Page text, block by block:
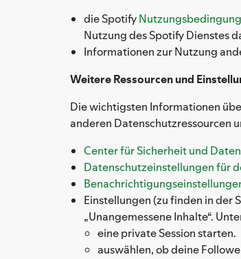
die Spotify
Nutzung des Spotify Dienstes
Informationen zur Nutzung
Weitere Ressourcen und
Die wichtigsten Informationen
anderen Datenschutzressourcen
Center für Sicherheit und
Datenschutzeinstellungen für
Einstellungen (zu finden in der
„Unangemessene Inhalte“.
eine private Session starten.
auswählen, ob deine